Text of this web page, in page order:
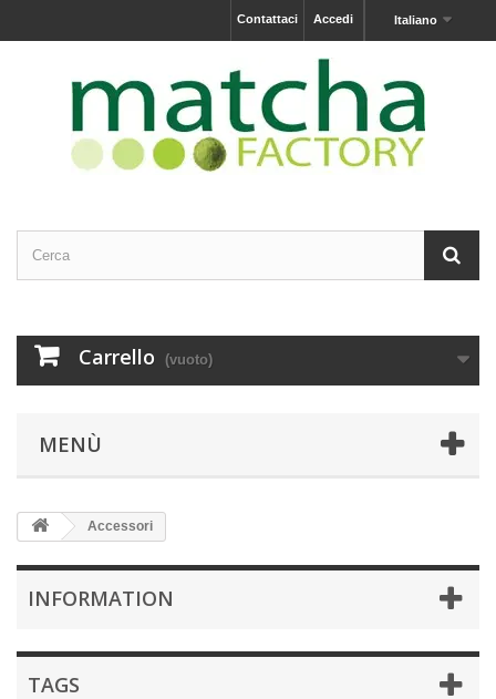
Italiano
Accedi
Contattaci
Carrello (vuoto)
MENÙ
Accessori
INFORMATION
TAGS